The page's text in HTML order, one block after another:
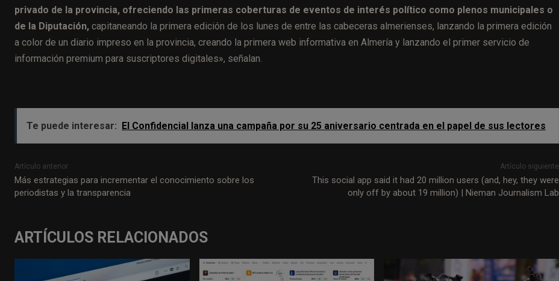
privado de la provincia, ofreciendo las primeras coberturas de eventos de interés político como plenos municipales o
de la Diputación, capitaneando la primera edición de los lunes de entre las cabeceras almerienses, lanzando la primera edición
a color de un diario impreso en la provincia, creando la primera web informativa en Almería y lanzando el primer servicio de
información premium para suscriptores digitales», señalan.
Te puede interesar: El Confidencial lanza una campaña por su 25 aniversario centrada en el papel de sus lectores
Artículo anterior
Más estrategias para incrementar el conocimiento sobre los
periodistas y la transparencia
Artículo siguiente
This social app said it had 20 million users (and, hey, they were
only off by about 19 million) | Nieman Journalism Lab
ARTÍCULOS RELACIONADOS